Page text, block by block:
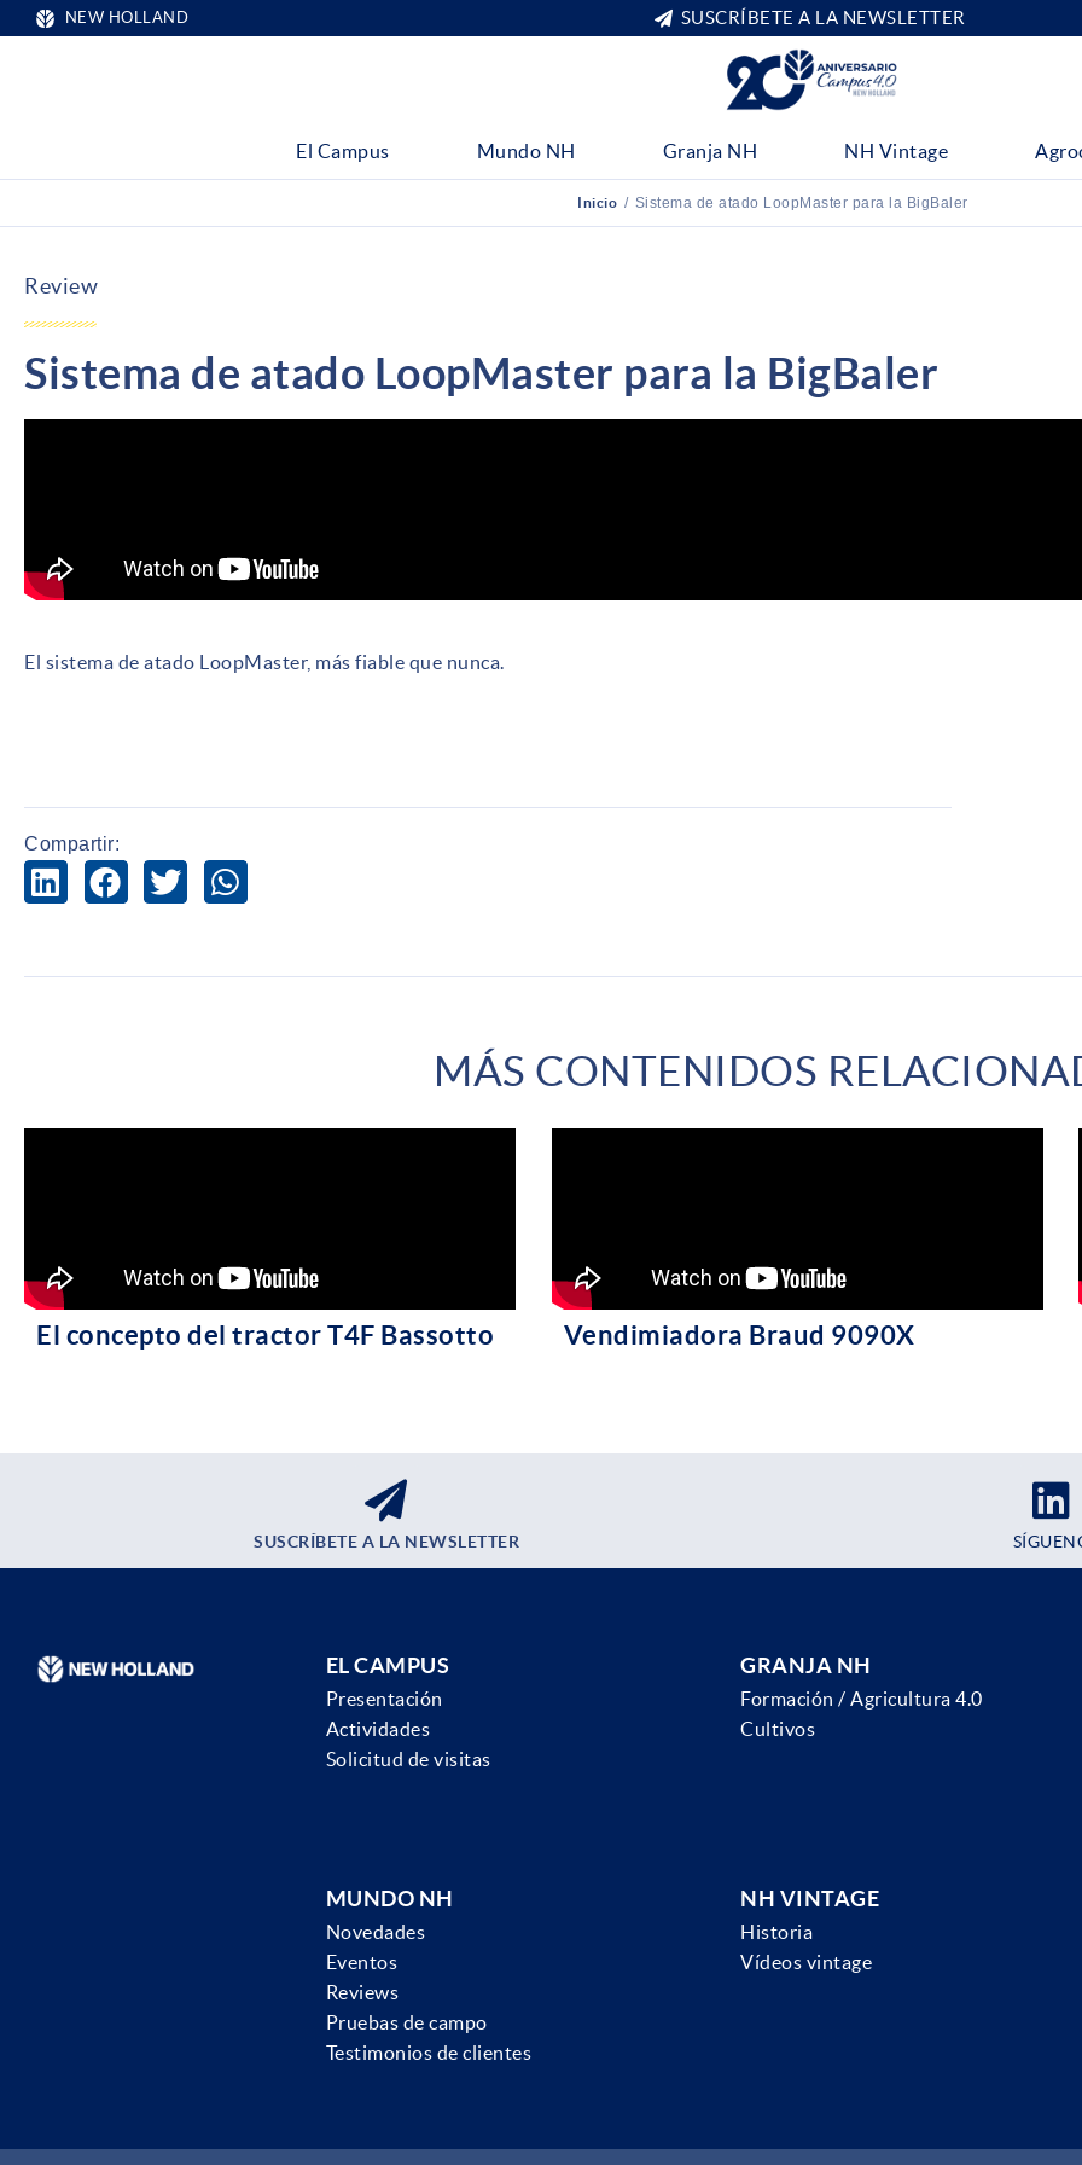
NEW HOLLAND SUSCRÍBETE A LA NEWSLETTER
El Campus Mundo NH Granja NH NH Vintage
Inicio / Sistema de atado LoopMaster para la BigBaler
Review
Sistema de atado LoopMaster para la BigBaler
El sistema de atado LoopMaster, más fiable que nunca.
Compartir:
MÁS CONTENIDOS
El concepto del tractor T4F Bassotto Vendimiadora Braud 9090X
SUSCRÍBETE A LA NEWSLETTER
EL CAMPUS
Presentación
Actividades
Solicitud de visitas
GRANJA NH
Formación / Agricultura 4.0
Cultivos
MUNDO NH
Novedades
Eventos
Reviews
Pruebas de campo
Testimonios de clientes
NH VINTAGE
Historia
Vídeos vintage